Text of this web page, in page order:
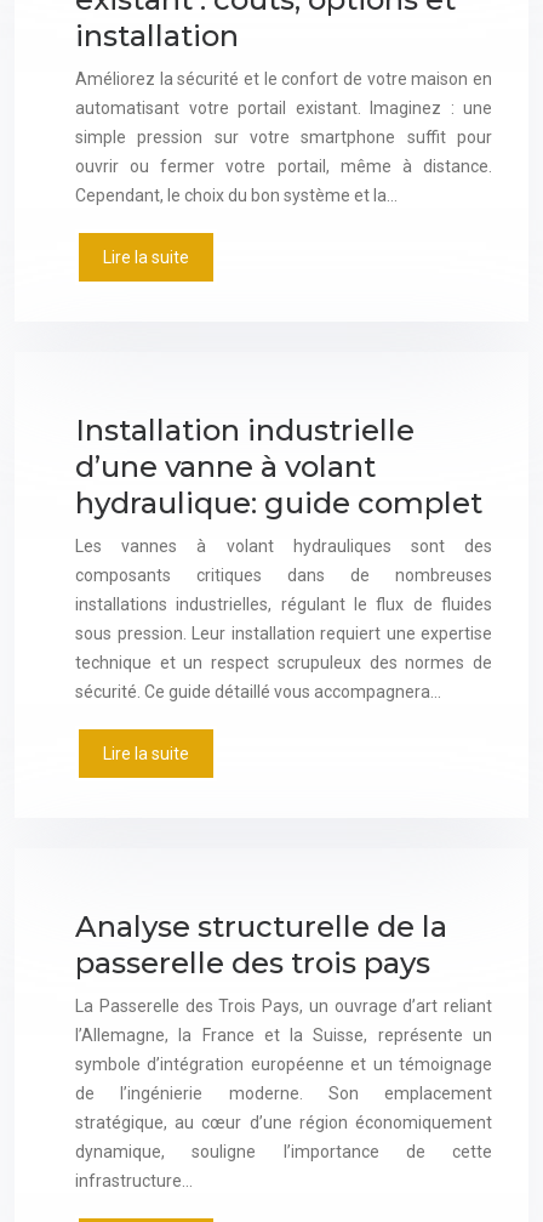
installation
Améliorez la sécurité et le confort de votre maison en
automatisant votre portail existant. Imaginez : une
simple pression sur votre smartphone suffit pour
ouvrir ou fermer votre portail, même à distance.
Cependant, le choix du bon système et la…
Lire la suite
Installation industrielle
d’une vanne à volant
hydraulique: guide complet
Les vannes à volant hydrauliques sont des
composants critiques dans de nombreuses
installations industrielles, régulant le flux de fluides
sous pression. Leur installation requiert une expertise
technique et un respect scrupuleux des normes de
sécurité. Ce guide détaillé vous accompagnera…
Lire la suite
Analyse structurelle de la
passerelle des trois pays
La Passerelle des Trois Pays, un ouvrage d’art reliant
l’Allemagne, la France et la Suisse, représente un
symbole d’intégration européenne et un témoignage
de l’ingénierie moderne. Son emplacement
stratégique, au cœur d’une région économiquement
dynamique, souligne l’importance de cette
infrastructure…